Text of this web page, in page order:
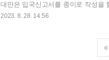
대만은 입국신고서를 종이로 작성을
만 입국신고서를 먼저 작성을 하게
는 방법을 잘따라온다면 언어가 다
서를 작성법을 따라 모두 작성을 했
2023. 8. 28. 14:56
«